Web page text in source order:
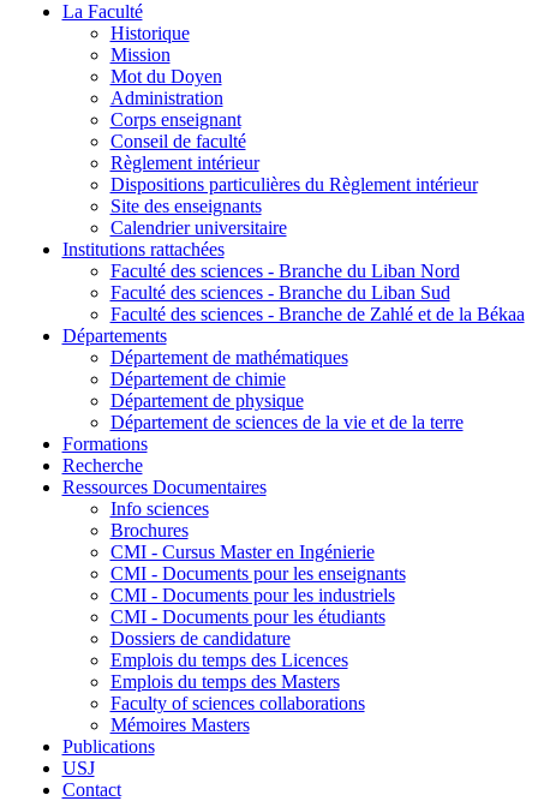
La Faculté
Historique
Mission
Mot du Doyen
Administration
Corps enseignant
Conseil de faculté
Règlement intérieur
Dispositions particulières du Règlement intérieur
Site des enseignants
Calendrier universitaire
Institutions rattachées
Faculté des sciences - Branche du Liban Nord
Faculté des sciences - Branche du Liban Sud
Faculté des sciences - Branche de Zahlé et de la Békaa
Départements
Département de mathématiques
Département de chimie
Département de physique
Département de sciences de la vie et de la terre
Formations
Recherche
Ressources Documentaires
Info sciences
Brochures
CMI - Cursus Master en Ingénierie
CMI - Documents pour les enseignants
CMI - Documents pour les industriels
CMI - Documents pour les étudiants
Dossiers de candidature
Emplois du temps des Licences
Emplois du temps des Masters
Faculty of sciences collaborations
Mémoires Masters
Publications
USJ
Contact